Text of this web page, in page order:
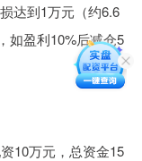
达到1万元（约6.6
如盈利10%后减仓5
10万元，总资金15